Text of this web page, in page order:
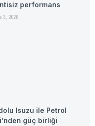
performans
3, 2026
Isuzu ile Petrol
güç birliği